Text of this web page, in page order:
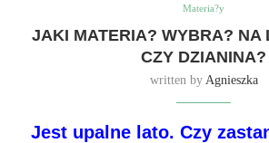
Materia?y
JAKI MATERIA? WYBRA? NA
CZY DZIANINA?
written by Agnieszka
Jest upalne lato. Czy